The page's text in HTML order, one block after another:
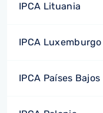
IPCA Lituania
IPCA Luxemburgo
IPCA Países Bajos